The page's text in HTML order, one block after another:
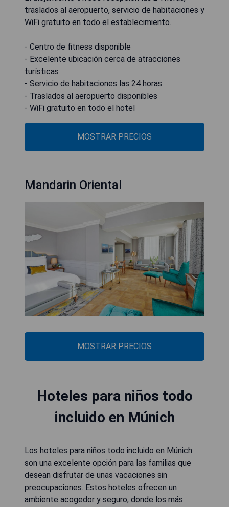
traslados al aeropuerto, servicio de habitaciones y
WiFi gratuito en todo el establecimiento.
- Centro de fitness disponible
- Excelente ubicación cerca de atracciones
turísticas
- Servicio de habitaciones las 24 horas
- Traslados al aeropuerto disponibles
- WiFi gratuito en todo el hotel
MOSTRAR PRECIOS
Mandarin Oriental
MOSTRAR PRECIOS
Hoteles para niños todo
incluido en Múnich
Los hoteles para niños todo incluido en Múnich
son una excelente opción para las familias que
desean disfrutar de unas vacaciones sin
preocupaciones. Estos hoteles ofrecen un
ambiente acogedor y seguro, donde los más